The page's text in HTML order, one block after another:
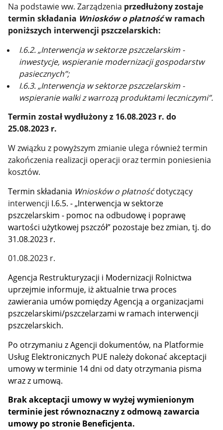
Na podstawie ww. Zarządzenia przedłużony zostaje
termin składania Wniosków o płatnośćw ramach
poniższych interwencji pszczelarskich:
I.6.2. „Interwencja w sektorze pszczelarskim -
inwestycje, wspieranie modernizacji gospodarstw
pasiecznych”;
I.6.3. „Interwencja w sektorze pszczelarskim -
wspieranie walki z warrozą produktami leczniczymi”.
Termin został wydłużony z 16.08.2023 r. do
25.08.2023 r.
W związku z powyższym zmianie ulega również termin
zakończenia realizacji operacji oraz termin poniesienia
kosztów.
Termin składania Wniosków o płatnośćdotyczący
interwencji I.6.5. - „Interwencja w sektorze
pszczelarskim - pomoc na odbudowę i poprawę
wartości użytkowej pszczół” pozostaje bez zmian, tj. do
31.08.2023 r.
01.08.2023 r.
Agencja Restrukturyzacji i Modernizacji Rolnictwa
uprzejmie informuje, iż aktualnie trwa proces
zawierania umów pomiędzy Agencją a organizacjami
pszczelarskimi/pszczelarzami w ramach interwencji
pszczelarskich.
Po otrzymaniu z Agencji dokumentów, na Platformie
Usług Elektronicznych PUE należy dokonać akceptacji
umowy w terminie 14 dni od daty otrzymania pisma
wraz z umową.
Brak akceptacji umowy w wyżej wymienionym
terminie jest równoznaczny z odmową zawarcia
umowy po stronie Beneficjenta.